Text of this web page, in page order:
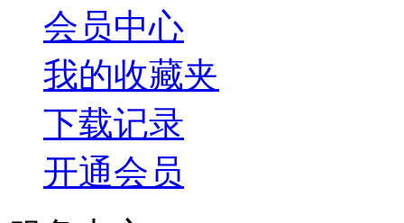
会员中心
我的收藏夹
下载记录
开通会员